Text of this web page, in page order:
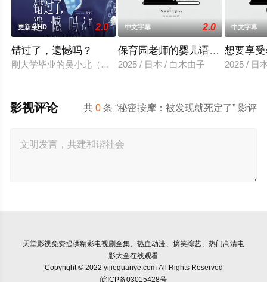
更新至HD 2.0
错过了，遗憾吗？
刚大学毕业的吴小北（庄达菲 饰）被初恋男友李天昊（周澄奧
中文字幕 2.0
保育园老师的婴儿语让人超兴奋
2025 / 日本 / 白木由子
中文字幕
想要享
2025 / 日
共0 条 “秘密按摩：被发现就死定了” 影评
影视评论
天堂影视免费提供精彩电视剧全集、热血动漫、搞笑综艺、热门高清电
影大全在线观看
Copyright © 2022 yijieguanye.com All Rights Reserved
皖ICP备03015428号